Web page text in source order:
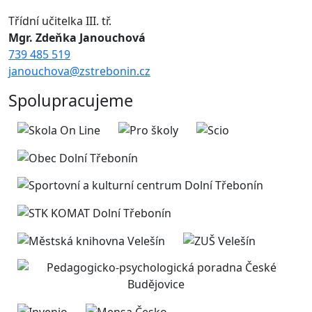
Třídní učitelka III. tř.
Mgr. Zdeňka Janouchová
739 485 519
janouchova@zstrebonin.cz
Spolupracujeme